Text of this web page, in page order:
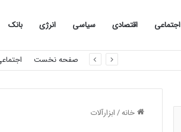
اجتماعی اقتصادی سیاسی انرژی بانک
صفحه نخست
خانه/ابزارآلات